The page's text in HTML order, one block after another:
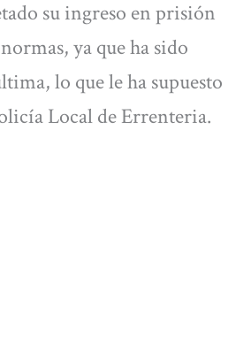
su ingreso en prisión
ya que ha sido
lo que le ha supuesto
Local de Errenteria.